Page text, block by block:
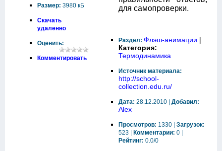
Размер: 3980 кБ
Скачать
удаленно
Оценить:
Комментировать
для самопроверки.
Раздел: Флэш-анимации |
Категория:
Термодинамика
Источник материала:
http://school-
collection.edu.ru/
Дата: 28.12.2010 | Добавил:
Alex
Просмотров: 1330 | Загрузок:
523 |
Комментарии: 0 |
Рейтинг: 0.0/0